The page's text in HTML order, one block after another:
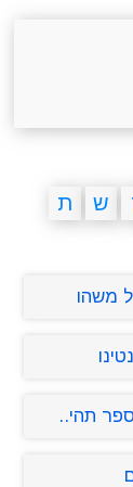
ש ת
משהו
תהי..